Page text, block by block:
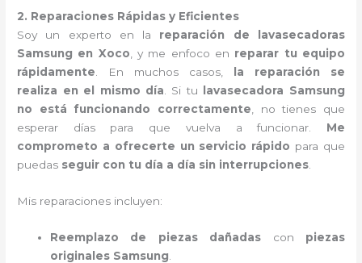
2. Reparaciones Rápidas y Eficientes
Soy un experto en la reparación de lavasecadoras
Samsung en Xoco , y me enfoco en reparar tu equipo
rápidamente . En muchos casos,
la reparación se
realiza en el mismo día . Si tu
lavasecadora Samsung
no está funcionando correctamente , no tienes que
esperar días para que vuelva a funcionar. Me
comprometo a ofrecerte un servicio rápido para que
puedas seguir con tu día a día sin interrupciones
Mis reparaciones incluyen:
Reemplazo de piezas dañadas con piezas
originales Samsung